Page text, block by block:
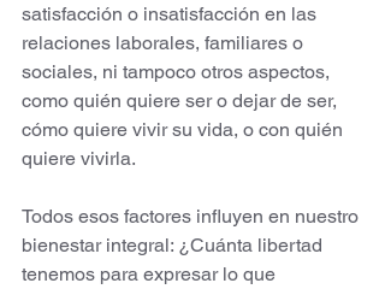
satisfacción o insatisfacción en las
relaciones laborales, familiares o
sociales, ni tampoco otros aspectos,
como quién quiere ser o dejar de ser,
cómo quiere vivir su vida, o con quién
quiere vivirla.
Todos esos factores influyen en nuestro
bienestar integral: ¿Cuánta libertad
tenemos para expresar lo que